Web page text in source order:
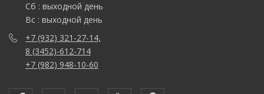
Сб : выходной день
Вс : выходной день
+7 (932) 321-27-14,
8 (3452)-612-714
+7 (982) 948-10-60